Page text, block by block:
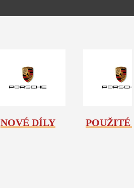
NOVÉ DÍLY POUŽITÉ